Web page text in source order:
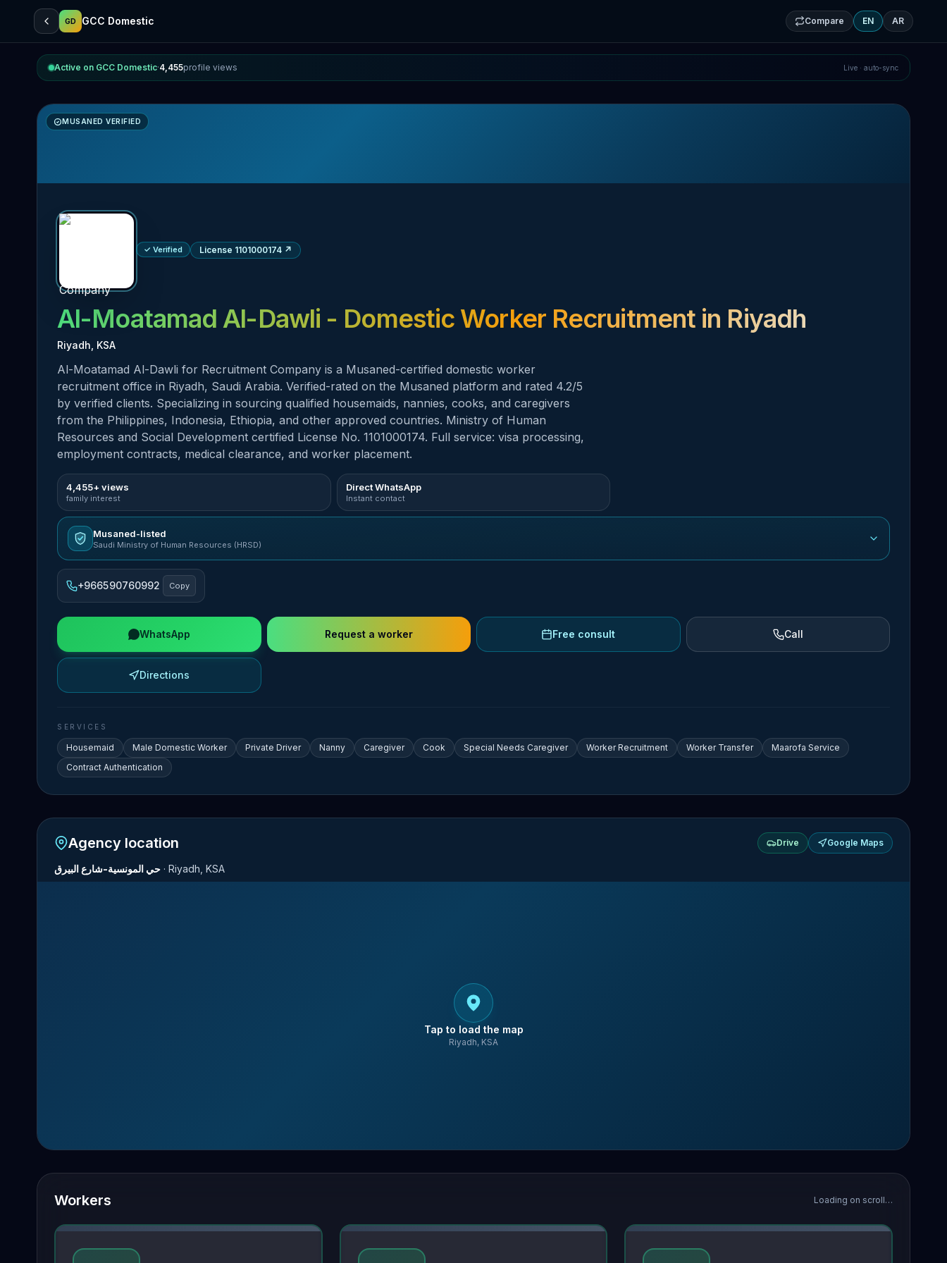
GD GCC Domestic Compare EN AR
Active on GCC Domestic·4,455profile views Live · auto-sync
MUSANED VERIFIED
✓ Verified License 1101000174 ↗
Al-Moatamad Al-Dawli - Domestic Worker Recruitment in Riyadh
Riyadh, KSA
Al-Moatamad Al-Dawli for Recruitment Company is a Musaned-certified domestic worker
recruitment office in Riyadh, Saudi Arabia. Verified-rated on the Musaned platform and rated 4.2/5
by verified clients. Specializing in sourcing qualified housemaids, nannies, cooks, and caregivers
from the Philippines, Indonesia, Ethiopia, and other approved countries. Ministry of Human
Resources and Social Development certified License No. 1101000174. Full service: visa processing,
employment contracts, medical clearance, and worker placement.
4,455+ views
family interest
Direct WhatsApp
Instant contact
Musaned-listed
Saudi Ministry of Human Resources (HRSD)
+966590760992 Copy
WhatsApp Request a worker Free consult Call
Directions
SERVICES
Housemaid Male Domestic Worker Private Driver Nanny Caregiver Cook Special Needs Caregiver Worker Recruitment Worker Transfer
Maarofa Service
Contract Authentication
Agency location Drive Google Maps
حي المونسية-شارع البيرق · Riyadh, KSA
Tap to load the map
Riyadh, KSA
Workers Loading on scroll…